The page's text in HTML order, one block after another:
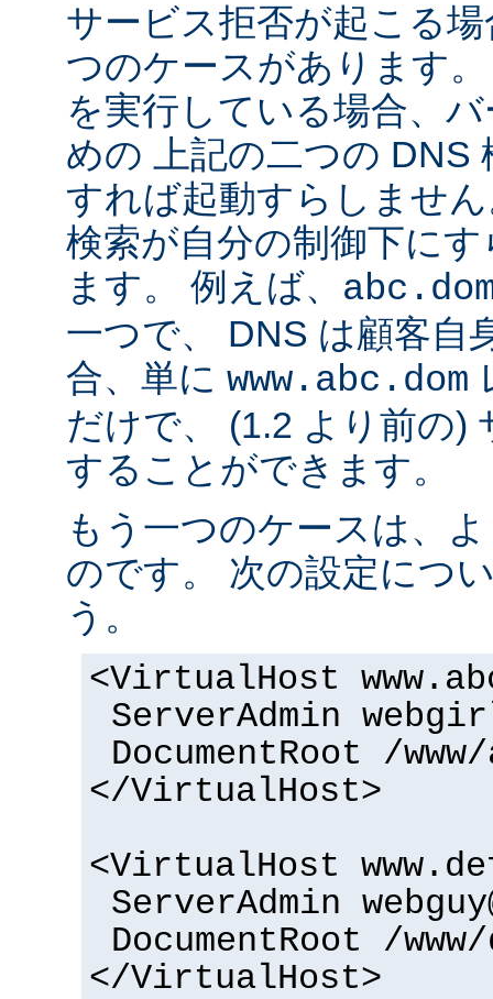
サービス拒否が起こる
つのケースがあります
を実行している場合、
めの 上記の二つの DNS
すれば起動すらしませ
検索が自分の制御下に
ます。 例えば、
一つで、 DNS は顧客自
合、単に www.abc.dom
だけで、 (1.2 より前の)
することができます。
もう一つのケースは、
のです。 次の設定につ
う。
<VirtualHost
ServerAdmin
DocumentRoot /
</VirtualHost>
<VirtualHost
ServerAdmin
DocumentRoot /
</VirtualHost>